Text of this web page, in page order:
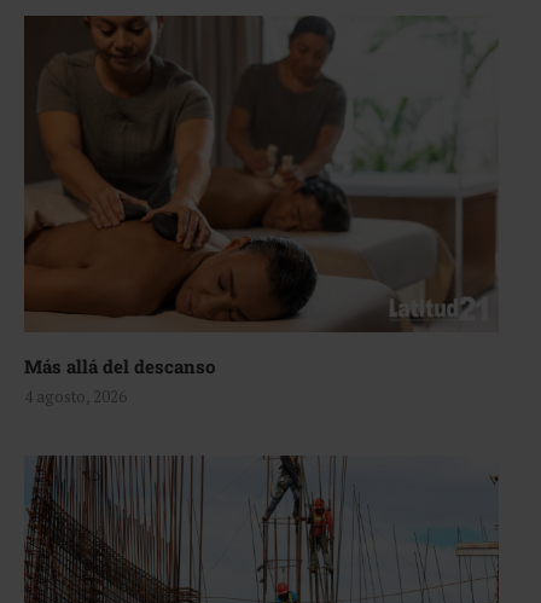
Más allá del descanso
4 agosto, 2026